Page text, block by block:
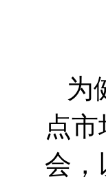
为
点
会，